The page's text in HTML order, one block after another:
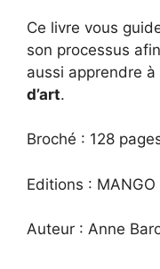
Ce livre vous
son processus
aussi apprendre à
d’art.
Broché : 128
Editions : MANGO
Auteur : Anne